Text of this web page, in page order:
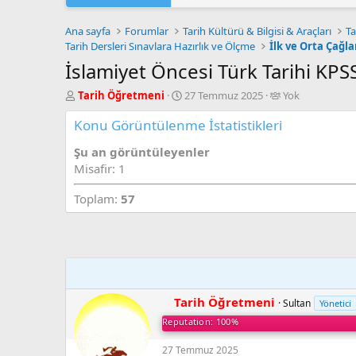
Eğitim Haber & Duyuru
Eğitim Haber & Duyuru
Eğitim Haber & Duyuru
TÜRKİYE YÜZYILI
Eğitim Haber & Duyuru
2026 Yükseköğretim
Eğitim Haber & Duyuru
Eğitim Haber & Duyuru
2026 HAZİRAN DÖNEMİ
Ana sayfa Forumlar Tarih Kültürü & Bilgisi & Araçları
Tarih Dersleri Sınavlara Hazırlık ve Ölçme
İlk ve Orta
İslamiyet Öncesi Türk Tarihi
K
o
n
y
u
B
a
ş
Tarih Öğretmeni
B
a
ş
a
g
ç
27 Temmuz 2025
T
a
u
e
Yok
Konu Görüntülenme İstatistikleri
Şu an görüntüleyenler
Misafir: 1
Toplam: 57
Tarih Öğretmeni Sultan Yönetici
Reputation: 100%
27 Temmuz 2025